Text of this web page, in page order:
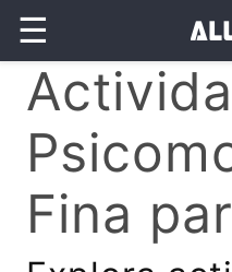
☰
Fina